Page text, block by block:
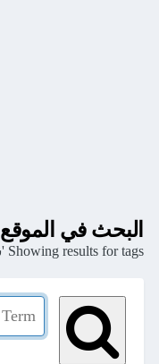
البحث في الموقع
Showing results for tags 'شركات'.